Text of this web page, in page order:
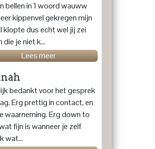
bellen in 1 woord wauww
kippenvel gekregen mijn
klopte dus echt wel jij zei
die je niet k...
Lees meer
bedankt voor het gesprek
Erg prettig in contact, en
waarneming. Erg down to
fijn is wanneer je zelf
wat...